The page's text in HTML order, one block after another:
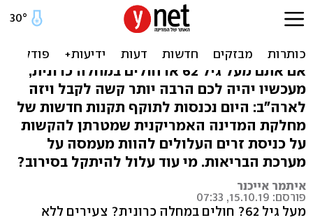
מהיום: הגבלות חדשות על
ויזות לארה"ב
אם אתם מעל גיל 62 או חולים במחלה כרונית,
מעכשיו יהיה לכם הרבה יותר קשה לקבל ויזה
לארה"ב: היום נכנסות לתוקף תקנות חדשות של
מחלקת המדינה האמריקנית שמטרתן להקשות
על כניסת זרים העלולים להוות מעמסה על
מערכת הבריאות. מי עוד עלול להיתקל בסירוב?
איתמר אייכנר
פורסם: 15.10.19, 07:33
מעל גיל 62? חולים במחלה כרונית? צעירים ללא